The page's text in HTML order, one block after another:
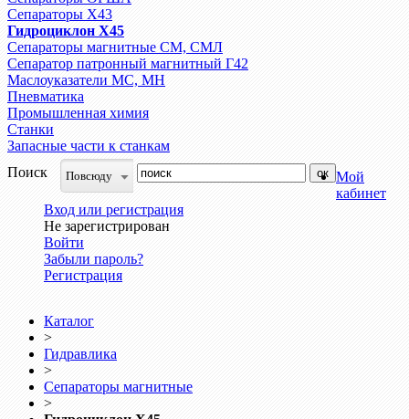
Сепараторы Х43
Гидроциклон Х45
Сепараторы магнитные СМ, СМЛ
Сепаратор патронный магнитный Г42
Маслоуказатели МС, МН
Пневматика
Промышленная химия
Станки
Запасные части к станкам
Поиск
Повсюду
Мой
кабинет
Вход или регистрация
Не зарегистрирован
Войти
Забыли пароль?
Регистрация
Каталог
>
Гидравлика
>
Сепараторы магнитные
>